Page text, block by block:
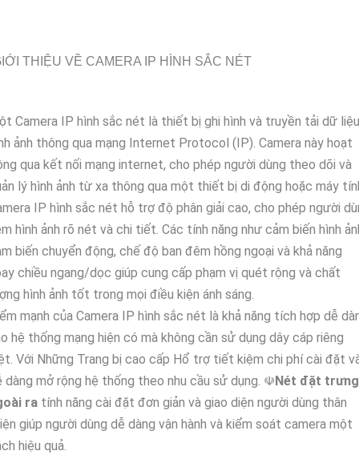
THIỆU VỀ CAMERA IP HÌNH SẮC NÉT
Camera IP hình sắc nét là thiết bị ghi hình và truyền tải dữ liệu
ảnh thông qua mạng Internet Protocol (IP). Camera này hoạt
qua kết nối mạng internet, cho phép người dùng theo dõi và
lý hình ảnh từ xa thông qua một thiết bị di động hoặc máy
IP hình sắc nét hỗ trợ độ phân giải cao, cho phép người
hình ảnh rõ nét và chi tiết. Các tính năng như cảm biến hình
biến chuyển động, chế độ ban đêm hồng ngoại và khả năng
chiều ngang/dọc giúp cung cấp phạm vị quét rộng và chất
hình ảnh tốt trong mọi điều kiện ánh sáng.
mạnh của Camera IP hình sắc nét là khả năng tích hợp dễ
hệ thống mạng hiện có mà không cần sử dụng dây cáp riêng
Với Những Trang bị cao cấp Hổ trợ tiết kiệm chi phí cài đặt
dàng mở rộng hệ thống theo nhu cầu sử dụng. ☫Nét đặt trưng
ra tính năng cài đặt đơn giản và giao diện người dùng thân
giúp người dùng dễ dàng vận hành và kiểm soát camera một
hiệu quả.